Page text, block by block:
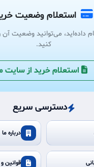
استعلام وضعیت
داده‌اید، می‌توانید وضعیت
کنید.
استعلام خرید از سایت
دسترسی سریع
درباره ما
قوانین